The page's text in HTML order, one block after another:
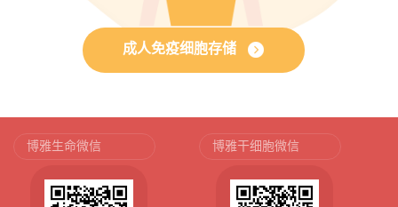
成人免疫细胞存储
博雅生命微信 博雅干细胞微信